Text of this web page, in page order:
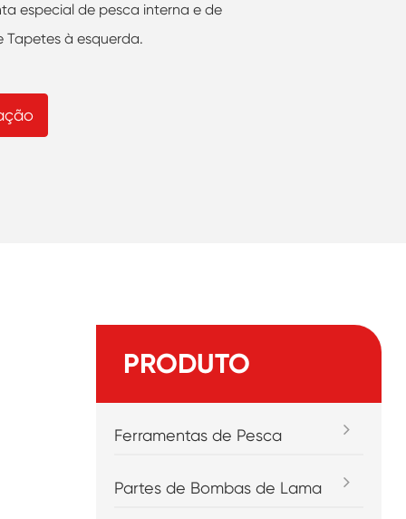
especial de pesca interna e de
Tapetes à esquerda.
PRODUTO
Ferramentas de Pesca
Partes de Bombas de Lama